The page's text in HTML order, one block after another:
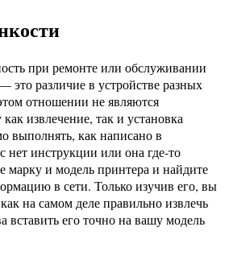
при ремонте или обслуживании
это различие в устройстве разных
отношении не являются
извлечение, так и установка
выполнять, как написано в
нет инструкции или она где-то
марку и модель принтера и найдите
в сети. Только изучив его, вы
на самом деле правильно извлечь
вставить его точно на вашу модель